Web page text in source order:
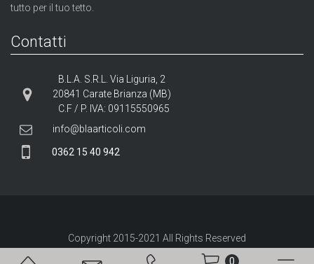
tutto per il tuo tetto.
Contatti
B.L.A. S.R.L. Via Liguria, 2
20841 Carate Brianza (MB)
C.F / P. IVA: 09115550965
info@blaarticoli.com
0362 15 40 942
Copyright 2015-2021 All Rights Reserved